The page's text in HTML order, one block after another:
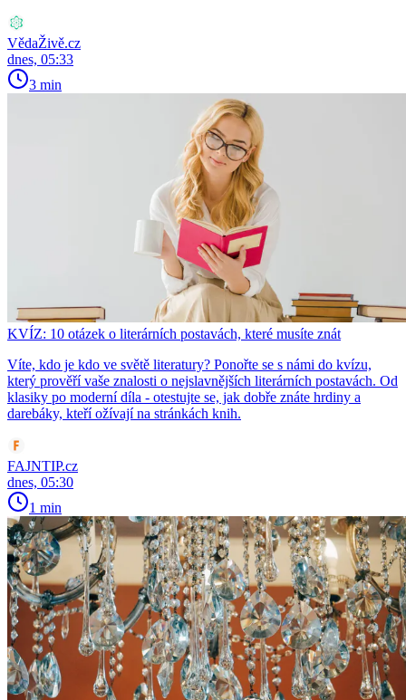
VědaŽivě.cz
dnes, 05:33
3 min
KVÍZ: 10 otázek o literárních postavách, které musíte znát
Víte, kdo je kdo ve světě literatury? Ponořte se s námi do kvízu,
který prověří vaše znalosti o nejslavnějších literárních postavách. Od
klasiky po moderní díla - otestujte se, jak dobře znáte hrdiny a
darebáky, kteří ožívají na stránkách knih.
FAJNTIP.cz
dnes, 05:30
1 min